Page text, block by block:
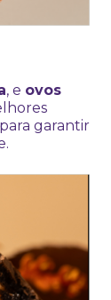
, e ovos
garantir